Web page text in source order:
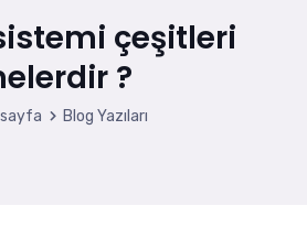
çeşitleri
?
Blog Yazıları